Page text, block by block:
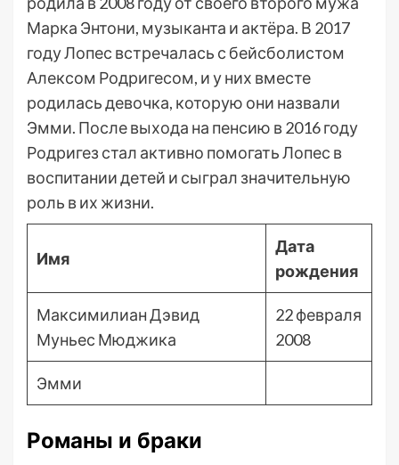
Марка Энтони, музыканта и актёра. В 2017
году Лопес встречалась с бейсболистом
Алексом Родригесом, и у них вместе
родилась девочка, которую они назвали
Эмми. После выхода на пенсию в 2016 году
Родригез стал активно помогать Лопес в
воспитании детей и сыграл значительную
роль в их жизни.
Имя
Дата
рождения
Максимилиан Дэвид
Муньес Мюджика
22 февраля
2008
Эмми
Романы и браки